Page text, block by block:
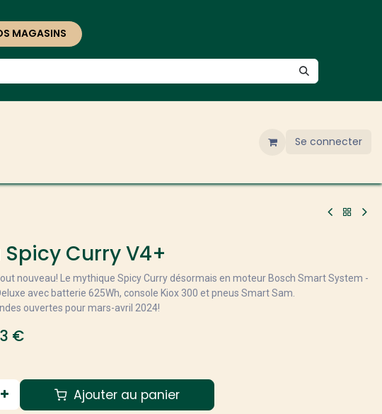
MAGASINS
Se connecter
Curry V4+
nouveau! Le mythique Spicy Curry désormais en moteur Bosch Smart System -
avec batterie 625Wh, console Kiox 300 et pneus Smart Sam.
ouvertes pour mars-avril 2024!
€
Ajouter au panier